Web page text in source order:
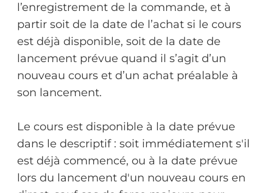
l’enregistrement de la commande, et à
partir soit de la date de l’achat si le cours
est déjà disponible, soit de la date de
lancement prévue quand il s’agit d’un
nouveau cours et d’un achat préalable à
son lancement.
Le cours est disponible à la date prévue
dans le descriptif : soit immédiatement s'il
est déjà commencé, ou à la date prévue
lors du lancement d'un nouveau cours en